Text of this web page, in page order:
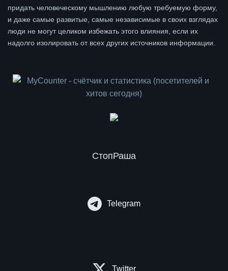
придать человеческому мышлению любую требуемую форму,
и даже самые развитые, самые независимые в своих взглядах
люди не могут целиком избежать этого влияния, если их
надолго изолировать от всех других источников информации.
СтопРаша
Telegram
Twitter